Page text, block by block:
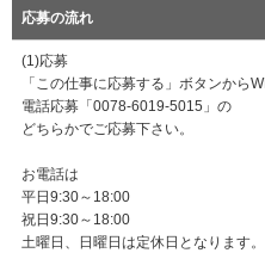
応募の流れ
(1)応募
「この仕事に応募する」ボタンから
電話応募「0078-6019-5015」の
どちらかでご応募下さい。
お電話は
平日9:30～18:00
祝日9:30～18:00
土曜日、日曜日は定休日となります。